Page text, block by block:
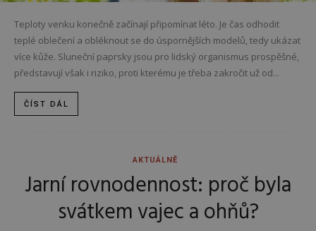
Teploty venku konečně začínají připomínat léto. Je čas odhodit
teplé oblečení a obléknout se do úspornějších modelů, tedy ukázat
více kůže. Sluneční paprsky jsou pro lidský organismus prospěšné,
představují však i riziko, proti kterému je třeba zakročit už od...
ČÍST DÁL
AKTUÁLNĚ
Jarní rovnodennost: proč byla
svátkem vajec a ohňů?